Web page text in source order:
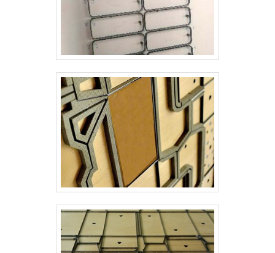
onde são realizadas as atividades e estrutura
suficiente para atender todas as demandas,
tudo para garantir facas para sacolas de papel
com excelente custo-benefício.Há muitas
maneiras eficientes de uma companhia
demonstrar competência, excelência e
destaque em sua área de atuação. A Real
Laser Facas se mostra referência por ter:
Atendimento personalizado; Colaboradores
eficientes; Oito anos de experiência no
segmento; Preço justo.Ainda tratando-se de
facas para sacolas de papel, mais do que visar
apenas lucratividade, deve oferecer produtos e
serviços que tenham ótima qualidade e
excelente custo-benefício, detalhes
primordiais que são deixados de lado por